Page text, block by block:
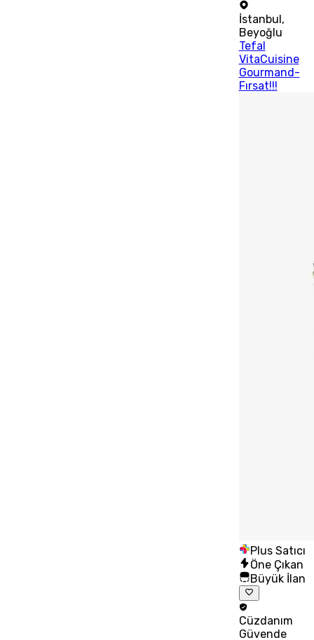
İstanbul,
Beyoğlu
Tefal
VitaCuisine
Gourmand-
Fırsat!!!
Plus Satıcı
Öne Çıkan
Büyük İlan
Cüzdanım
Güvende